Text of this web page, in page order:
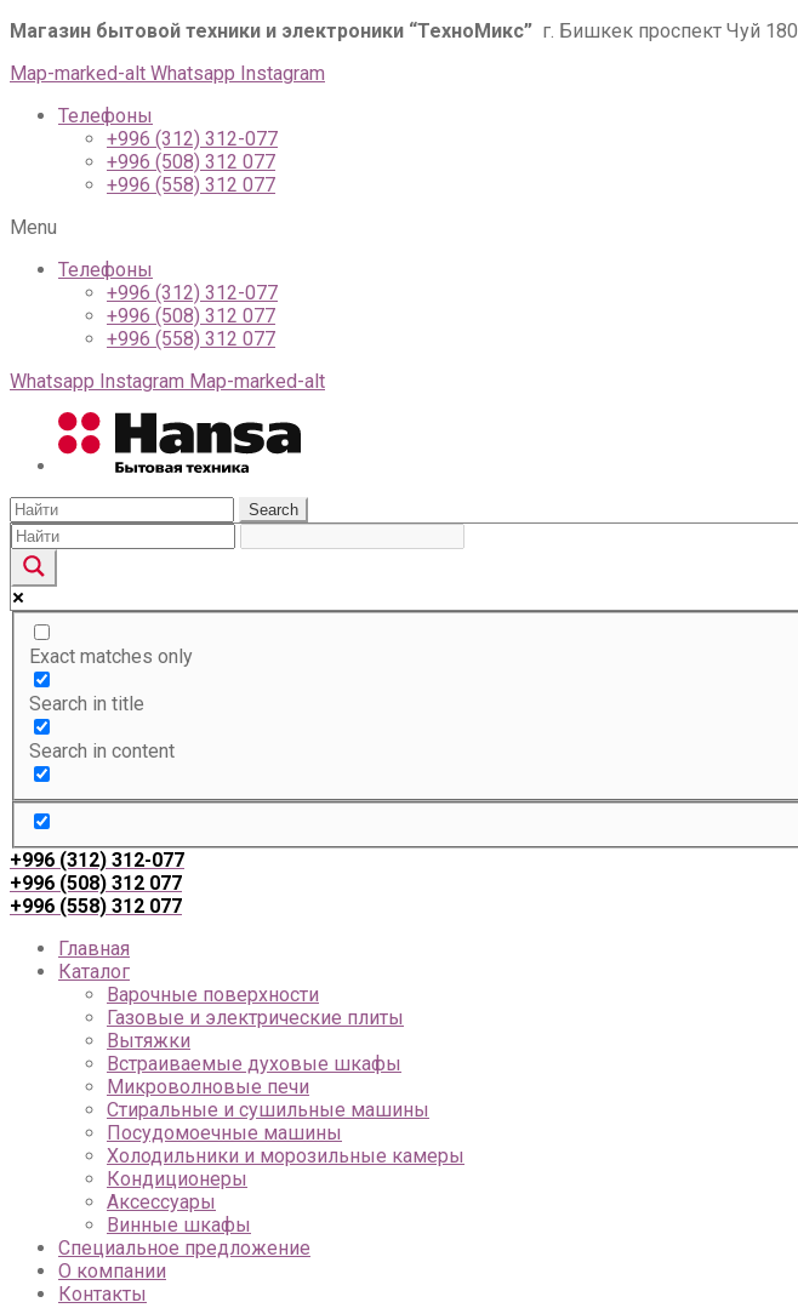
Магазин бытовой техники и электроники “ТехноМикс” г. Бишкек проспект Чуй 180
Map-marked-alt Whatsapp Instagram
Телефоны
+996 (312) 312-077
+996 (508) 312 077
+996 (558) 312 077
Menu
Телефоны
+996 (312) 312-077
+996 (508) 312 077
+996 (558) 312 077
Whatsapp Instagram Map-marked-alt
Search
Exact matches only
Search in title
Search in content
+996 (312) 312-077
+996 (508) 312 077
+996 (558) 312 077
Главная
Каталог
Варочные поверхности
Газовые и электрические плиты
Вытяжки
Встраиваемые духовые шкафы
Микроволновые печи
Стиральные и сушильные машины
Посудомоечные машины
Холодильники и морозильные камеры
Кондиционеры
Аксессуары
Винные шкафы
Специальное предложение
О компании
Контакты